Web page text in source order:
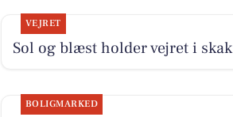
VEJRET
Sol og blæst holder vejret i skak
BOLIGMARKED